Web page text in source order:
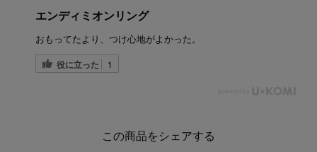
エンディミオンリング
おもってたより、つけ心地がよかった。
役に立った 1
この商品をシェアする